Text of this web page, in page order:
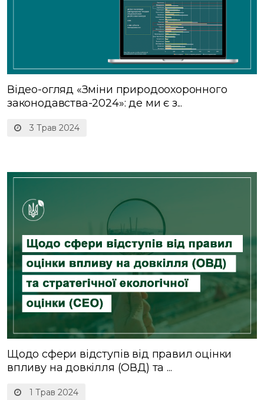
3 Трав 2024
Відео-огляд «Зміни природоохоронного
законодавства-2024»: де ми є з...
1 Трав 2024
Щодо сфери відступів від правил оцінки
впливу на довкілля (ОВД) та ...